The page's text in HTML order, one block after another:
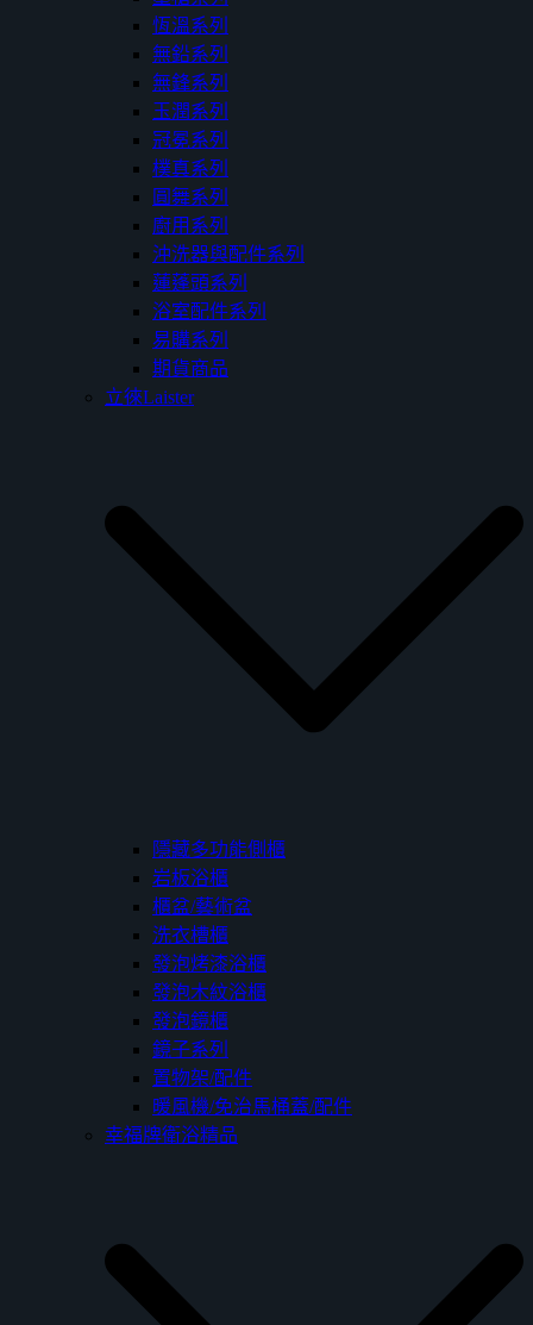
恆溫系列
無鉛系列
無鋒系列
玉潤系列
冠冕系列
樸真系列
圓舞系列
廚用系列
沖洗器與配件系列
蓮蓬頭系列
浴室配件系列
易購系列
期貨商品
立徠Laister
隱藏多功能側櫃
岩板浴櫃
櫃盆/藝術盆
洗衣槽櫃
發泡烤漆浴櫃
發泡木紋浴櫃
發泡鏡櫃
鏡子系列
置物架/配件
暖風機/免治馬桶蓋/配件
幸福牌衛浴精品